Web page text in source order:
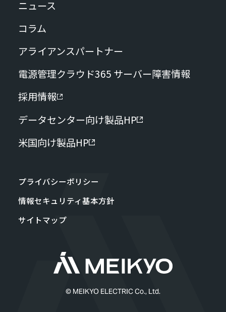
ニュース
コラム
アライアンスパートナー
電源管理クラウド365 サーバー障害情報
採用情報
データセンター向け製品HP
米国向け製品HP
プライバシーポリシー
情報セキュリティ基本方針
サイトマップ
© MEIKYO ELECTRIC Co., Ltd.